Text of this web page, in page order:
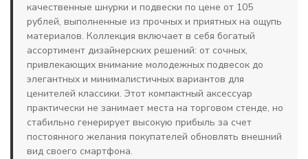
качественные шнурки и подвески по цене от 105
рублей, выполненные из прочных и приятных на ощупь
материалов. Коллекция включает в себя богатый
ассортимент дизайнерских решений: от сочных,
привлекающих внимание молодежных подвесок до
элегантных и минималистичных вариантов для
ценителей классики. Этот компактный аксессуар
практически не занимает места на торговом стенде, но
стабильно генерирует высокую прибыль за счет
постоянного желания покупателей обновлять внешний
вид своего смартфона.